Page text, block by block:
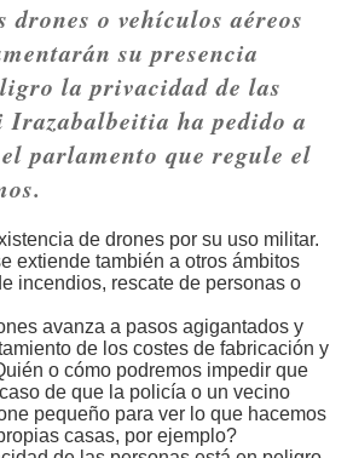
o vehículos aéreos
su presencia
la privacidad de las
Irazabalbeitia ha pedido a
parlamento que regule el
de drones por su uso militar.
extiende también a otros ámbitos
incendios, rescate de personas o
avanza a pasos agigantados y
de los costes de fabricación y
o cómo podremos impedir que
de que la policía o un vecino
pequeño para ver lo que hacemos
casas, por ejemplo?